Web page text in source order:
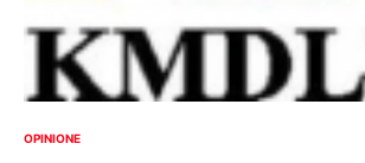
OPINIONE